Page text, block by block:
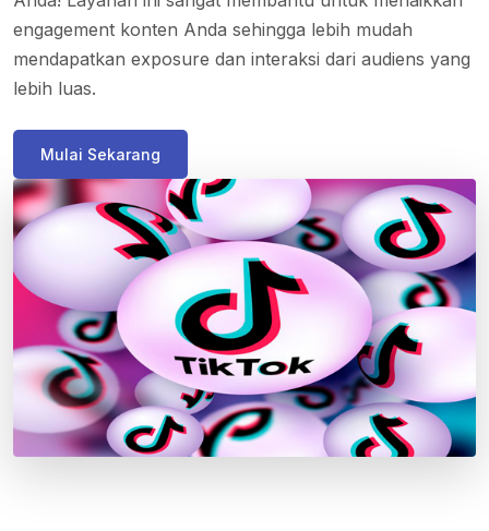
engagement konten Anda sehingga lebih mudah
mendapatkan exposure dan interaksi dari audiens yang
lebih luas.
Mulai Sekarang